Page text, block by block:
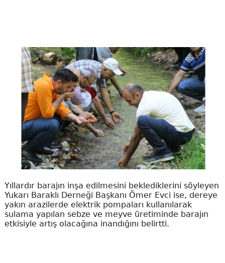
Yıllardır barajın inşa edilmesini beklediklerini söyleyen
Yukarı Baraklı Derneği Başkanı Ömer Evci ise, dereye
yakın arazilerde elektrik pompaları kullanılarak
sulama yapılan sebze ve meyve üretiminde barajın
etkisiyle artış olacağına inandığını belirtti.